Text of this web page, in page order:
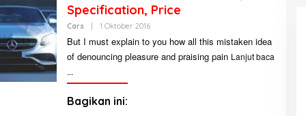
Specification, Price
Cars 1 Oktober 2016O
E
H
But I must explain to you how all this mistaken idea
of denouncing pleasure and praising pain Lanjut baca
Bagikan ini: